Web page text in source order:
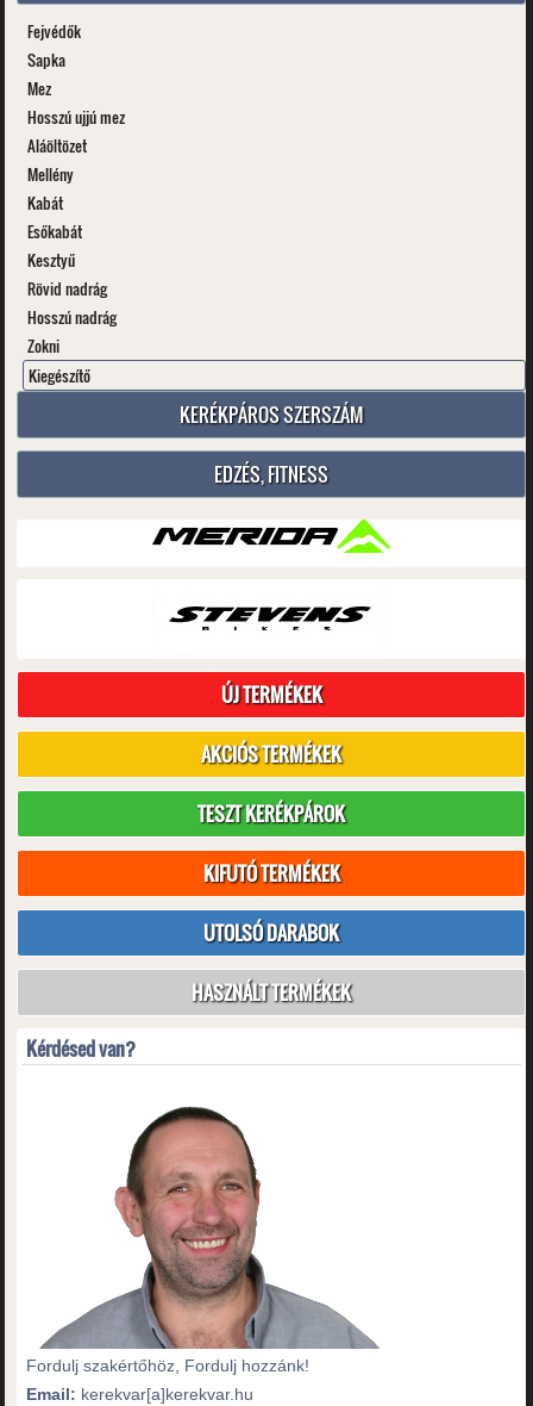
Fejvédők
Sapka
Mez
Hosszú ujjú mez
Aláöltözet
Mellény
Kabát
Esőkabát
Kesztyű
Rövid nadrág
Hosszú nadrág
Zokni
Kiegészítő
KERÉKPÁROS SZERSZÁM
EDZÉS, FITNESS
ÚJ TERMÉKEK
AKCIÓS TERMÉKEK
TESZT KERÉKPÁROK
KIFUTÓ TERMÉKEK
UTOLSÓ DARABOK
HASZNÁLT TERMÉKEK
Kérdésed van?
Fordulj szakértőhöz, Fordulj hozzánk!
Email: kerekvar[a]kerekvar.hu